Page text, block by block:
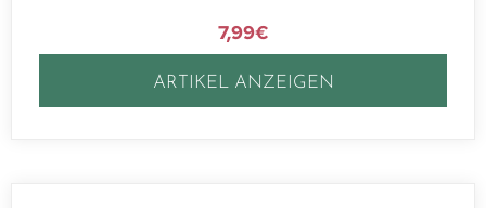
7,99€
ARTIKEL ANZEIGEN